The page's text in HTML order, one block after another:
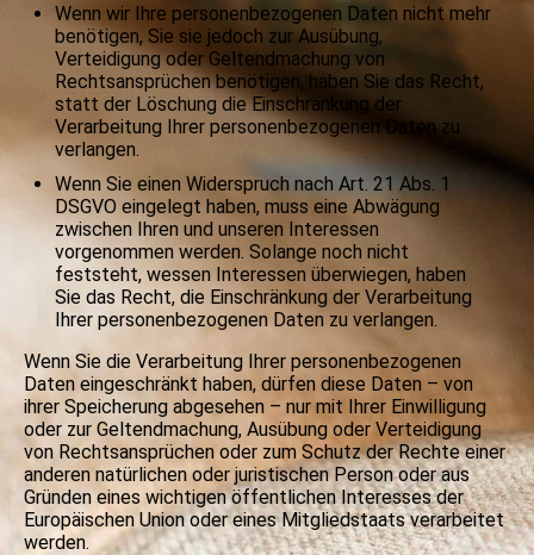
Wenn wir Ihre personenbezogenen Daten nicht mehr
benötigen, Sie sie jedoch zur Ausübung,
Verteidigung oder Geltendmachung von
Rechtsansprüchen benötigen, haben Sie das Recht,
statt der Löschung die Einschränkung der
Verarbeitung Ihrer personenbezogenen Daten zu
verlangen.
Wenn Sie einen Widerspruch nach Art. 21 Abs. 1
DSGVO eingelegt haben, muss eine Abwägung
zwischen Ihren und unseren Interessen
vorgenommen werden. Solange noch nicht
feststeht, wessen Interessen überwiegen, haben
Sie das Recht, die Einschränkung der Verarbeitung
Ihrer personenbezogenen Daten zu verlangen.
Wenn Sie die Verarbeitung Ihrer personenbezogenen
Daten eingeschränkt haben, dürfen diese Daten – von
ihrer Speicherung abgesehen – nur mit Ihrer Einwilligung
oder zur Geltendmachung, Ausübung oder Verteidigung
von Rechtsansprüchen oder zum Schutz der Rechte einer
anderen natürlichen oder juristischen Person oder aus
Gründen eines wichtigen öffentlichen Interesses der
Europäischen Union oder eines Mitgliedstaats verarbeitet
werden.